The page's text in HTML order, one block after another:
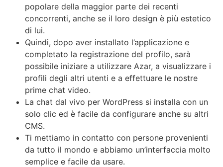
popolare della maggior parte dei recenti
concorrenti, anche se il loro design è più estetico
di lui.
Quindi, dopo aver installato l’applicazione e
completato la registrazione del profilo, sarà
possibile iniziare a utilizzare Azar, a visualizzare i
profili degli altri utenti e a effettuare le nostre
prime chat video.
La chat dal vivo per WordPress si installa con un
solo clic ed è facile da configurare anche su altri
CMS.
Ti mettiamo in contatto con persone provenienti
da tutto il mondo e abbiamo un’interfaccia molto
semplice e facile da usare.